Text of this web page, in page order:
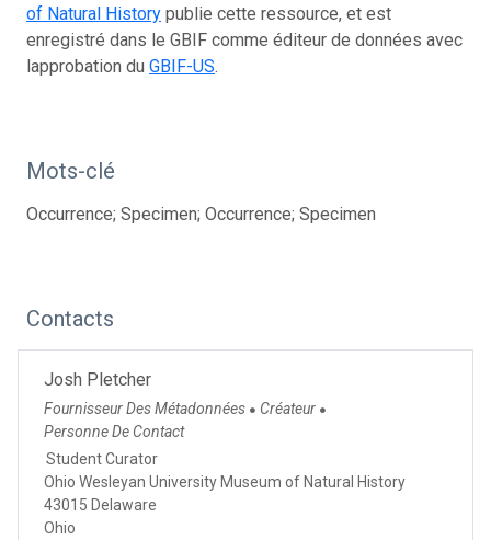
of Natural History publie cette ressource, et est
enregistré dans le GBIF comme éditeur de données avec
lapprobation du GBIF-US.
Mots-clé
Occurrence; Specimen; Occurrence; Specimen
Contacts
Josh Pletcher
Fournisseur Des Métadonnées ● Créateur ●
Personne De Contact
Student Curator
Ohio Wesleyan University Museum of Natural History
43015 Delaware
Ohio